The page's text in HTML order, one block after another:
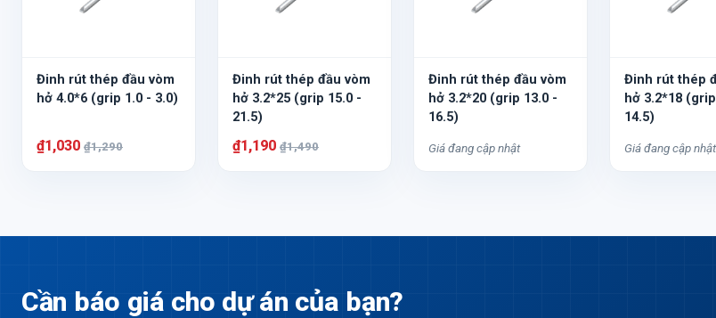
Đinh rút thép đầu vòm
hở 4.0*6 (grip 1.0 - 3.0)
₫1,030 ₫1,290
Đinh rút thép đầu vòm
hở 3.2*25 (grip 15.0 -
21.5)
₫1,190 ₫1,490
Đinh rút thép đầu vòm
hở 3.2*20 (grip 13.0 -
16.5)
Giá đang cập nhật
Đinh rút thép
hở 3.2*18
14.5)
Giá đang cập nhật
Cần báo giá cho dự án của bạn?